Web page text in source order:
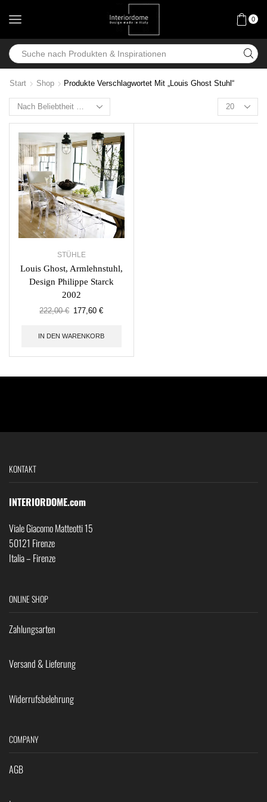
0
Start Shop Produkte Verschlagwortet Mit „Louis Ghost Stuhl“
STÜHLE
Louis Ghost, Armlehnstuhl,
Design Philippe Starck
2002
222,00€ 177,60€
IN DEN WARENKORB
KONTAKT
INTERIORDOME.com
Viale Giacomo Matteotti 15
50121 Firenze
Italia – Firenze
ONLINE SHOP
Zahlungsarten
Versand & Lieferung
Widerrufsbelehrung
COMPANY
AGB